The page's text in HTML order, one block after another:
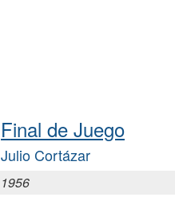
Final de Juego
Julio Cortázar
1956